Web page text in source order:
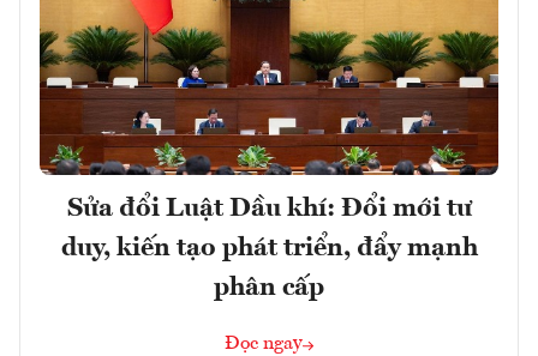
Sửa đổi Luật Dầu khí: Đổi mới tư
duy, kiến tạo phát triển, đẩy mạnh
phân cấp
Đọc ngay